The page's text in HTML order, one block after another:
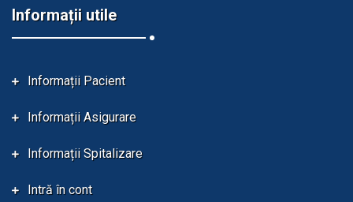
Informații utile
Informații Pacient
Informații Asigurare
Informații Spitalizare
Intră în cont